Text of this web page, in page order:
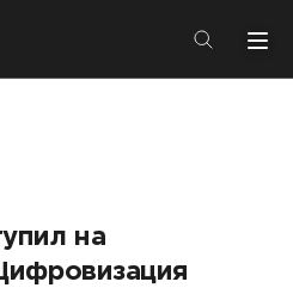
Пресс-центр
на